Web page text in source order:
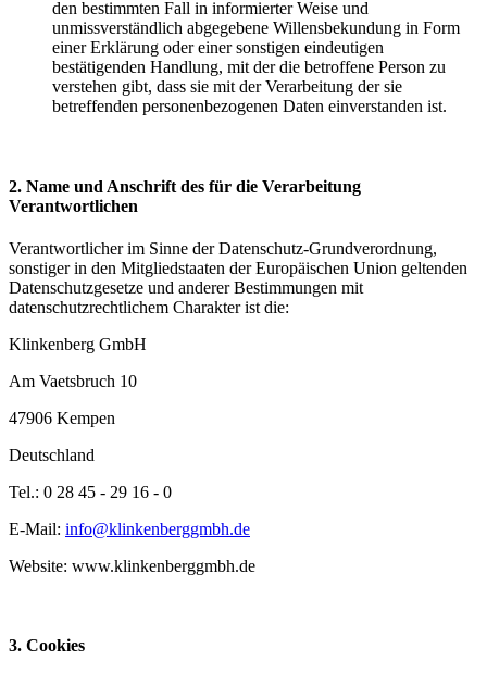
den bestimmten Fall in informierter Weise und
unmissverständlich abgegebene Willensbekundung in Form
einer Erklärung oder einer sonstigen eindeutigen
bestätigenden Handlung, mit der die betroffene Person zu
verstehen gibt, dass sie mit der Verarbeitung der sie
betreffenden personenbezogenen Daten einverstanden ist.
2. Name und Anschrift des für die Verarbeitung
Verantwortlichen
Verantwortlicher im Sinne der Datenschutz-Grundverordnung,
sonstiger in den Mitgliedstaaten der Europäischen Union geltenden
Datenschutzgesetze und anderer Bestimmungen mit
datenschutzrechtlichem Charakter ist die:
Klinkenberg GmbH
Am Vaetsbruch 10
47906 Kempen
Deutschland
Tel.: 0 28 45 - 29 16 - 0
E-Mail: info@klinkenberggmbh.de
Website: www.klinkenberggmbh.de
3. Cookies